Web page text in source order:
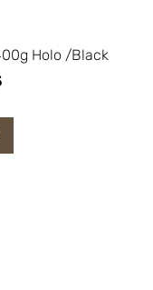
Holo /Black